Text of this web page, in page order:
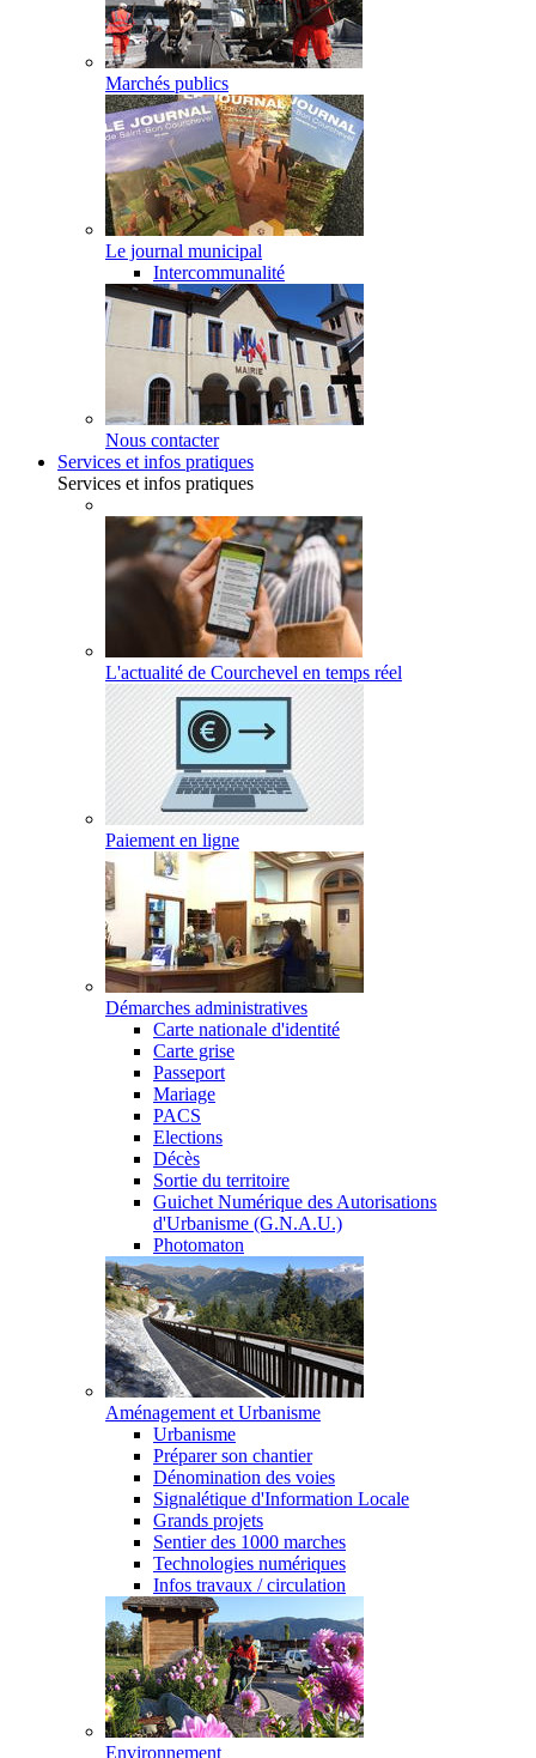
Marchés publics
Le journal municipal
Intercommunalité
Nous contacter
Services et infos pratiques
Services et infos pratiques
L'actualité de Courchevel en temps réel
Paiement en ligne
Démarches administratives
Carte nationale d'identité
Carte grise
Passeport
Mariage
PACS
Elections
Décès
Sortie du territoire
Guichet Numérique des Autorisations
d'Urbanisme (G.N.A.U.)
Photomaton
Aménagement et Urbanisme
Urbanisme
Préparer son chantier
Dénomination des voies
Signalétique d'Information Locale
Grands projets
Sentier des 1000 marches
Technologies numériques
Infos travaux / circulation
Environnement